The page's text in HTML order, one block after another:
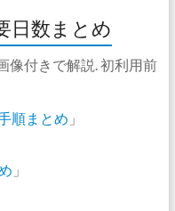
日数まとめ
像付きで解説. 初利用前
順まとめ 」
」